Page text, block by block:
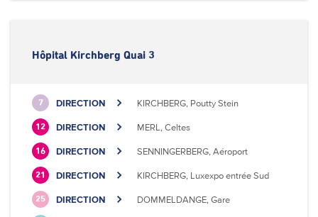
Hôpital Kirchberg Quai 3
7 DIRECTION KIRCHBERG, Poutty Stein
12 DIRECTION MERL, Celtes
16 DIRECTION SENNINGERBERG, Aéroport
21 DIRECTION KIRCHBERG, Luxexpo entrée Sud
25 DIRECTION DOMMELDANGE, Gare